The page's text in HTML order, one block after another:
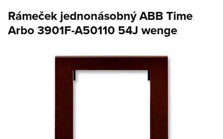
Rámeček jednonásobný ABB Time
Arbo 3901F-A50110 54J wenge